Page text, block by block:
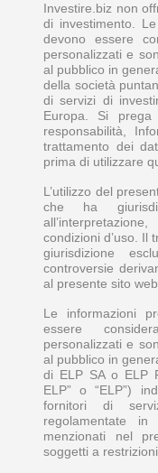
Investire.biz non
di investimento.
devono essere
personalizzati e
al pubblico in
della società
di servizi di
Europa. Si
responsabilità,
trattamento dei
prima di utilizzare
L’utilizzo del
che ha
condizioni d’uso. Il
giurisdizione
controversie
al presente sito
Le informazioni
essere
personalizzati e
al pubblico in
di ELP SA o ELP
ELP” o “ELP”)
fornitori di
regolamentate
menzionati nel
soggetti a